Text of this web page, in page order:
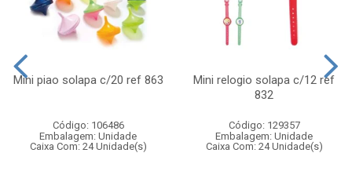
Mini piao solapa c/20 ref 863
Código: 106486
Embalagem: Unidade
Caixa Com: 24 Unidade(s)
Mini relogio solapa c/12 ref
832
Código: 129357
Embalagem: Unidade
Caixa Com: 24 Unidade(s)